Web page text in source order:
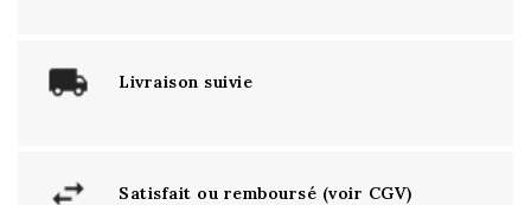
Livraison suivie
Satisfait ou remboursé (voir CGV)